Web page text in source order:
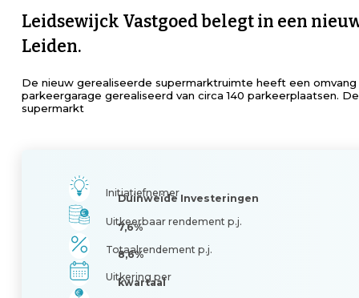
Leidsewijck Vastgoed belegt in een
Leiden.
De nieuw gerealiseerde supermarktruimte heeft een
parkeergarage gerealiseerd van circa 140 parkeerplaatsen.
supermarkt
Initiatiefnemer
Duinweide Investeringen
Uitkeerbaar rendement p.j.
7,6%
Totaalrendement p.j.
8,6%
Uitkering per
kwartaal